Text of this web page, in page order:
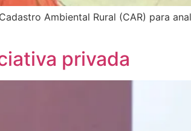
Ambiental Rural (CAR) para
privada